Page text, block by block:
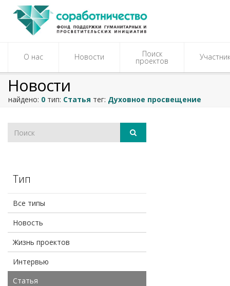
О нас Новости Поиск
проектов
Новости
найдено: 0 тип: Статья тег: Духовное просвещение
Тип
Все типы
Новость
Жизнь проектов
Интервью
Статья